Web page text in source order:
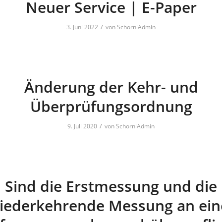
Neuer Service | E-Paper
3. Juni 2022 / vonSchorniAdmin
Änderung der Kehr- und
Überprüfungsordnung
9. Juli 2020 / vonSchorniAdmin
Sind die Erstmessung und die
Messung an